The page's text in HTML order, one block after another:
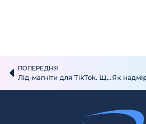
ПОПЕРЕДНЯ
Лід-магніти для TikTok. Що пропонувати аудиторії в обмін на перехід?